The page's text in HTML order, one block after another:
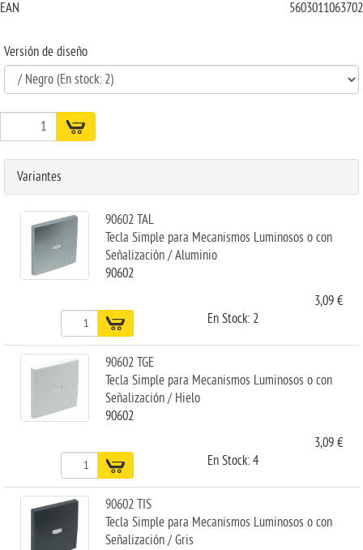
EAN
5603011063702
Versión de diseño
Variantes
90602 TAL
Tecla Simple para Mecanismos Luminosos o con
Señalización / Aluminio
90602
3,09 €
En Stock: 2
90602 TGE
Tecla Simple para Mecanismos Luminosos o con
Señalización / Hielo
90602
3,09 €
En Stock: 4
90602 TIS
Tecla Simple para Mecanismos Luminosos o con
Señalización / Gris